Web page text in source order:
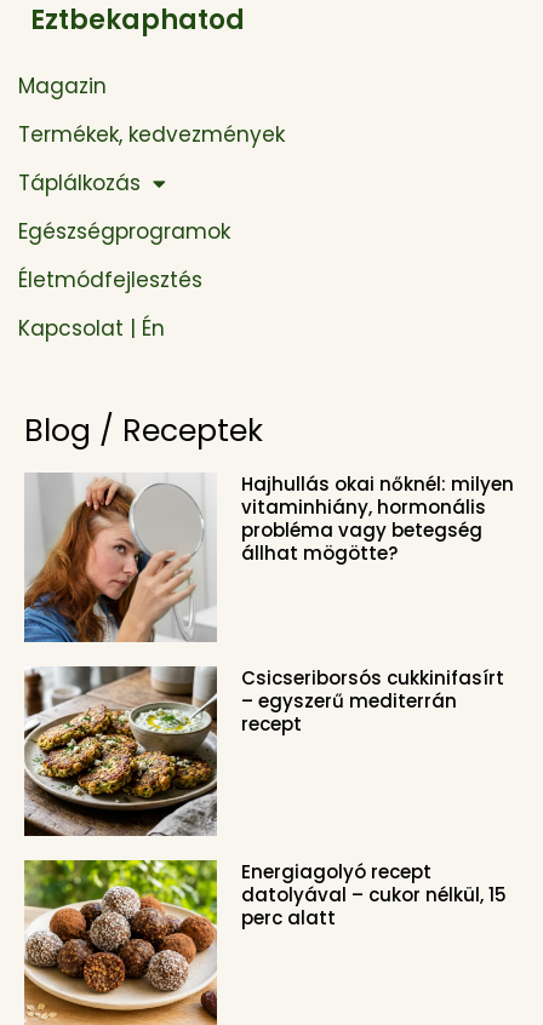
Eztbekaphatod
Magazin
Termékek, kedvezmények
Táplálkozás
Egészségprogramok
Életmódfejlesztés
Kapcsolat | Én
Blog / Receptek
Hajhullás okai nőknél: milyen
vitaminhiány, hormonális
probléma vagy betegség
állhat mögötte?
Csicseriborsós cukkinifasírt
– egyszerű mediterrán
recept
Energiagolyó recept
datolyával – cukor nélkül, 15
perc alatt